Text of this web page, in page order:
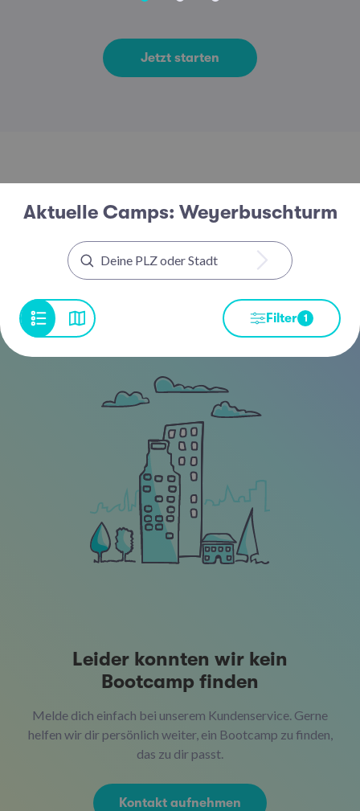
Jetzt starten
Aktuelle Camps: Weyerbuschturm
Filter 1
Leider konnten wir kein
Bootcamp finden
Melde dich einfach bei unserem Kundenservice. Gerne
helfen wir dir persönlich weiter, ein Bootcamp zu finden,
das zu dir passt.
Kontakt aufnehmen